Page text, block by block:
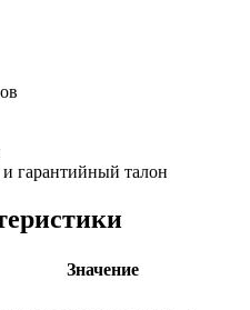
гарантийный талон
Значение